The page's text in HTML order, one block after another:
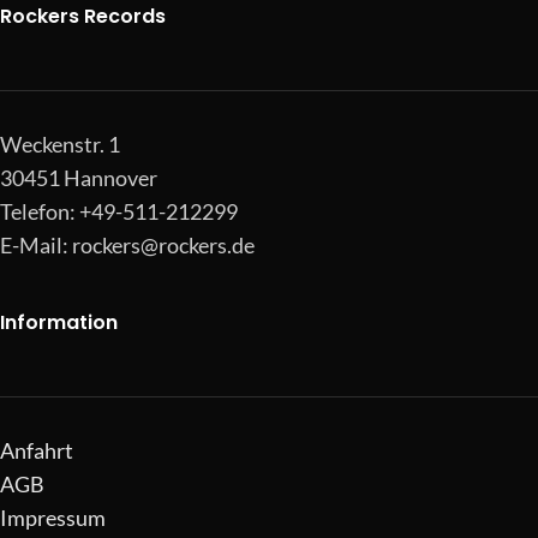
Rockers Records
Weckenstr. 1
30451 Hannover
Telefon: +49-511-212299
E-Mail: rockers@rockers.de
Information
Anfahrt
AGB
Impressum